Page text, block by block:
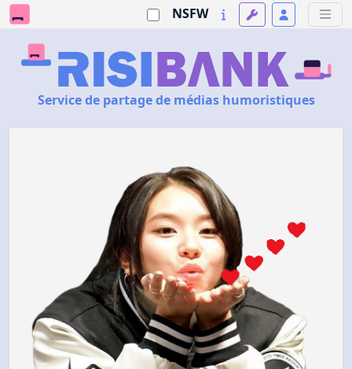
NSFW
Service de partage de médias humoristiques